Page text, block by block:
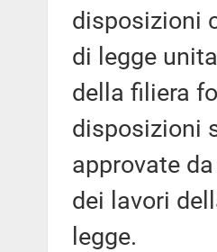
disposizioni
di legge
della filiera
disposizioni
approvate
dei lavori
legge.